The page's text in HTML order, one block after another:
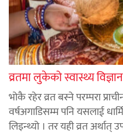
व्रतमा लुकेको स्वास्थ्य विज्ञान
भोकै रहेर व्रत बस्ने परम्परा
वर्षअगाडिसम्म पनि यसलाई
लिइन्थ्यो । तर यही व्रत अर्थात्